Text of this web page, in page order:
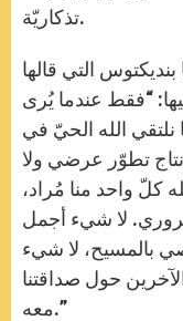
تذكاريّة.
التي قالها
“فقط عندما يُرى
نلتقي الله الحيّ في
تطوّر عرضي ولا
كلّ واحد منا مُراد،
لا شيء أجمل
بالمسيح، لا شيء
حول صداقتنا
معه.”